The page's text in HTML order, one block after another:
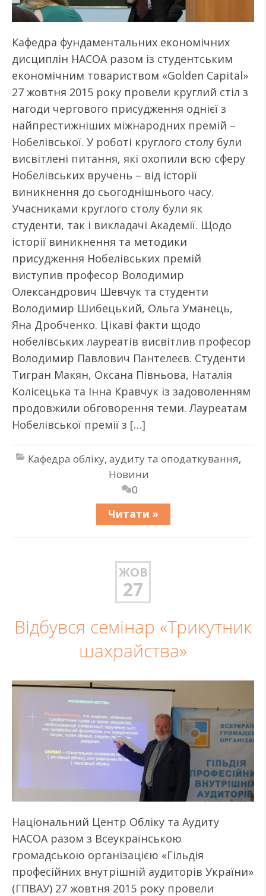
Кафедра фундаментальних економічних
дисциплін НАСОА разом із студентським
економічним товариством «Golden Capital»
27 жовтня 2015 року провели круглий стіл з
нагоди чергового присудження однієї з
найпрестижніших міжнародних премій –
Нобелівської. У роботі круглого столу були
висвітлені питання, які охопили всю сферу
Нобелівських вручень – від історії
виникнення до сьогоднішнього часу.
Учасниками круглого столу були як
студенти, так і викладачі Академії. Щодо
історії виникнення та методики
присудження Нобелівських премій
виступив професор Володимир
Олександрович Шевчук та студенти
Володимир Шибецький, Ольга Уманець,
Яна Дробченко. Цікаві факти щодо
нобелівських лауреатів висвітлив професор
Володимир Павлович Пантелеєв. Студенти
Тигран Макян, Оксана Півньова, Наталія
Колісецька та Інна Кравчук із задоволенням
продовжили обговорення теми. Лауреатам
Нобелівської премії з […]
Кафедра обліку, аудиту та оподаткування,
Новини
0
Читати »
ЖОВ
27
Відбувся семінар «Трикутник
шахрайства»
Національний Центр Обліку та Аудиту
НАСОА разом з Всеукраїнською
громадською організацією «Гільдія
професійних внутрішній аудиторів України»
(ГПВАУ) 27 жовтня 2015 року провели